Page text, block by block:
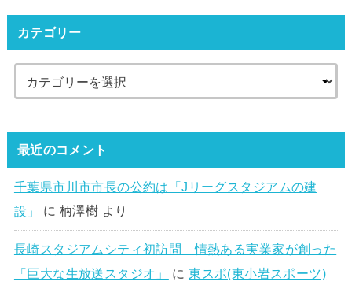
カテゴリー
最近のコメント
千葉県市川市市長の公約は「Jリーグスタジアムの建
設」
に 柄澤樹 より
長崎スタジアムシティ初訪問 情熱ある実業家が創った
「巨大な生放送スタジオ」
に東スポ(東小岩スポーツ)